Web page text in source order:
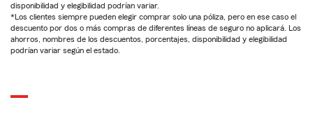
disponibilidad y elegibilidad podrían variar.
*Los clientes siempre pueden elegir comprar solo una póliza, pero en ese caso el
descuento por dos o más compras de diferentes líneas de seguro no aplicará. Los
ahorros, nombres de los descuentos, porcentajes, disponibilidad y elegibilidad
podrían variar según el estado.